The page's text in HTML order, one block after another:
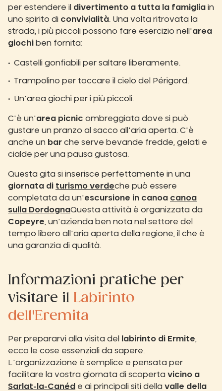
per estendere il divertimento a tutta la famiglia in
uno spirito di convivialità. Una volta ritrovata la
strada, i più piccoli possono fare esercizio nell'area
giochi ben fornita:
Castelli gonfiabili per saltare liberamente.
Trampolino per toccare il cielo del Périgord.
Un'area giochi per i più piccoli.
C'è un'area picnic ombreggiata dove si può
gustare un pranzo al sacco all'aria aperta. C'è
anche un bar che serve bevande fredde, gelati e
cialde per una pausa gustosa.
Questa gita si inserisce perfettamente in una
giornata di turismo verdeche può essere
completata da un'escursione in canoa canoa
sulla DordognaQuesta attività è organizzata da
Copeyre , un'azienda ben nota nel settore del
tempo libero all'aria aperta della regione, il che è
una garanzia di qualità.
Informazioni pratiche per
visitare il
Labirinto
dell'Eremita
Per prepararvi alla visita del labirinto di Ermite
ecco le cose essenziali da sapere.
L'organizzazione è semplice e pensata per
facilitare la vostra giornata di scoperta vicino a
Sarlat-la-Canéd e ai principali siti della valle della